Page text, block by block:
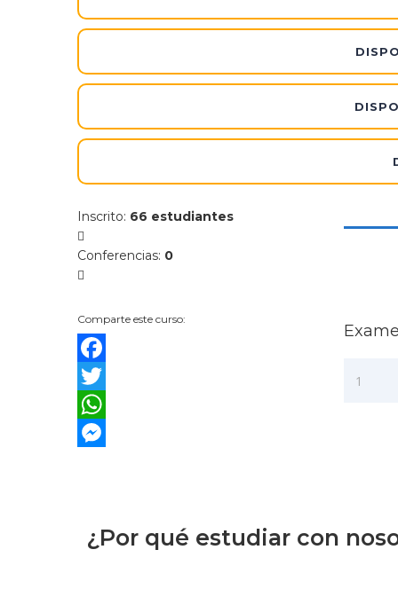
Inscrito: 66 estudiantes
Conferencias: 0
Comparte este curso:
Facebook
Twitter
WhatsApp
1
¿Por qué estudiar con